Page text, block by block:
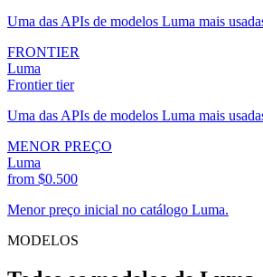
Uma das APIs de modelos Luma mais
FRONTIER
Luma
Frontier tier
Uma das APIs de modelos Luma mais
MENOR PREÇO
Luma
from $0.500
Menor preço inicial no catálogo Luma.
MODELOS